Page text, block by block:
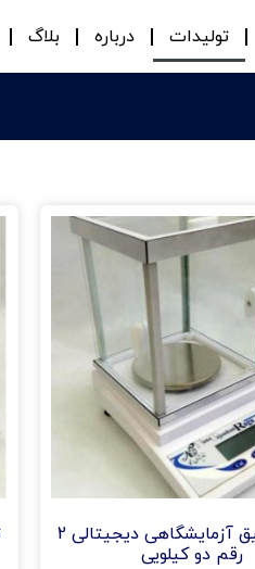
تولیدات درباره بلاگ
ترازوی دقیق آزمایشگاهی دیجیتالی 2
رقم دو کیلویی